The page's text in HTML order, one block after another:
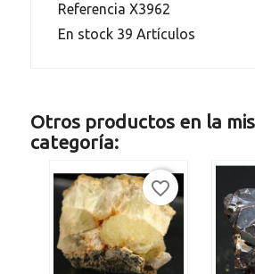
Referencia X3962
En stock 39 Artículos
Otros productos en la
categoría:
favorite_border